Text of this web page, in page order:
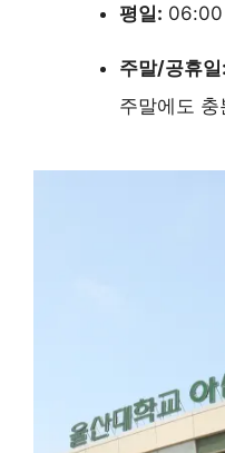
평일:
주말/공휴일:
주말에도